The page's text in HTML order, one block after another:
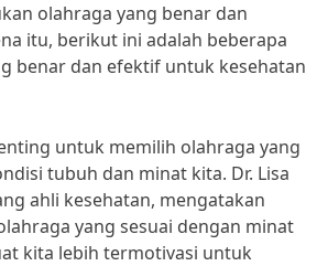
olahraga yang benar dan
itu, berikut ini adalah beberapa
benar dan efektif untuk kesehatan
untuk memilih olahraga yang
tubuh dan minat kita. Dr. Lisa
ahli kesehatan, mengatakan
yang sesuai dengan minat
kita lebih termotivasi untuk